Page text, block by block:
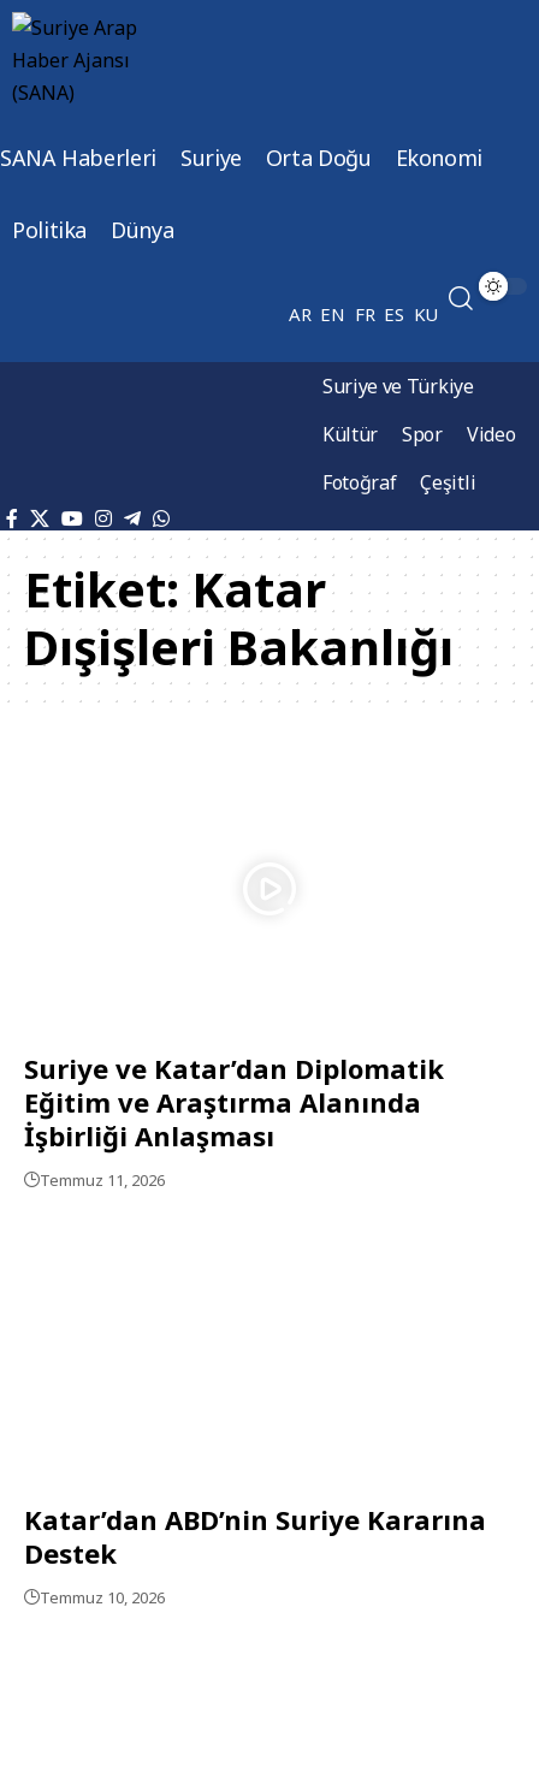
SANA Haberleri Suriye Orta Doğu Ekonomi
Politika Dünya
AR EN FR ES KU
Suriye ve Türkiye
Kültür
Spor
Video
Fotoğraf
Çeşitli
Etiket:Katar
Dışişleri Bakanlığı
Suriye ve Katar’dan Diplomatik
Eğitim ve Araştırma Alanında
İşbirliği Anlaşması
Temmuz 11, 2026
Katar’dan ABD’nin Suriye Kararına
Destek
Temmuz 10, 2026